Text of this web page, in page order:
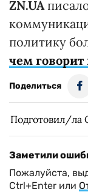
ZN.UA
политику
чем говорит
Поделиться
Подготовил/ла
Заметили
Пожалуйста,
Ctrl+Enter или